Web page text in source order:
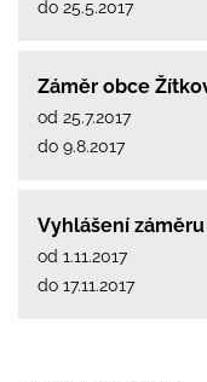
do 25.5.2017
Záměr obce
od 25.7.2017
do 9.8.2017
Vyhlášení
od 1.11.2017
do 17.11.2017